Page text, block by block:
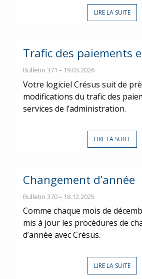
LIRE LA SUITE
Trafic des paiements
Bulletin 371 – 19.03.2026
Votre logiciel Crésus suit de
modifications du trafic des
services de l’administration.
LIRE LA SUITE
Changement d’année
Bulletin 370 – 18.12.2025
Comme chaque mois de
mis à jour les procédures de
d’année avec Crésus.
LIRE LA SUITE